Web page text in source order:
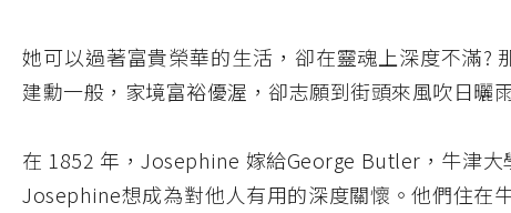
她可以過著富貴榮華的生活，卻在靈魂上深度不滿?
建勳一般，家境富裕優渥，卻志願到街頭來風吹日曬
在 1852 年，Josephine 嫁給George Butler，牛津大
Josephine想成為對他人有用的深度關懷。他們住在